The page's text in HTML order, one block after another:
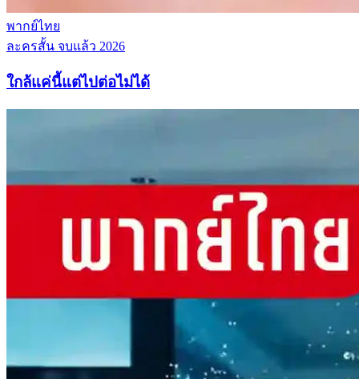
พากย์ไทย
ละครสั้น จบแล้ว 2026
ใกล้แค่นี้แต่ไปต่อไม่ได้